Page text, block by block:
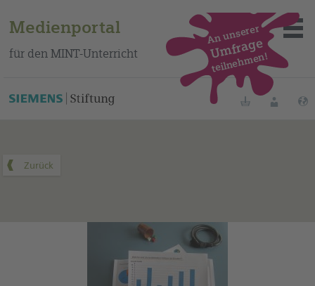
Medienportal
für den MINT-Unterricht
Über das Portal
Merklisten
An unserer
Umfrage
teilnehmen!
Dieses Medium finden Sie auf unserem spanischen